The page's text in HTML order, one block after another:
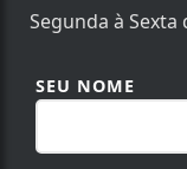
Segunda à Sexta
SEU NOME